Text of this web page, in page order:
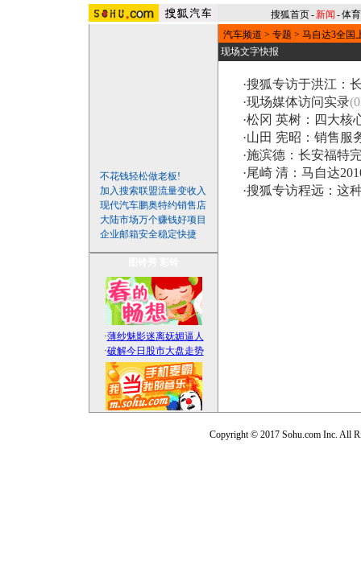
搜狐首页-新闻 -体育
不花钱轻松做老板!
加入搜索联盟流量变收入
现代汽车鹏奥特约销售店
大陆市场万个赚钱好项目
企业邮箱安全稳定快捷
·薄纱魅影迷离妩媚逼人
·破解今日股市大盘走势
汽车频道 > 专题 > 马自达3全国
现场文字快报
·搜狐专访于洪江：
·现场媒体访问实录
·松冈 英树：四大核
·山田 宪昭：销售服
·施滨德：长安福特
·尾崎 清：马自达
·搜狐专访程远：这
Copyright © 2017 Sohu.com Inc. All